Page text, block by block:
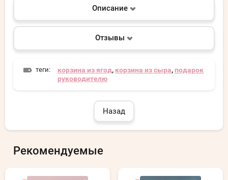
Описание
Отзывы
теги: корзина из ягод, корзина из сыра,подарок
руководителю
Назад
Рекомендуемые